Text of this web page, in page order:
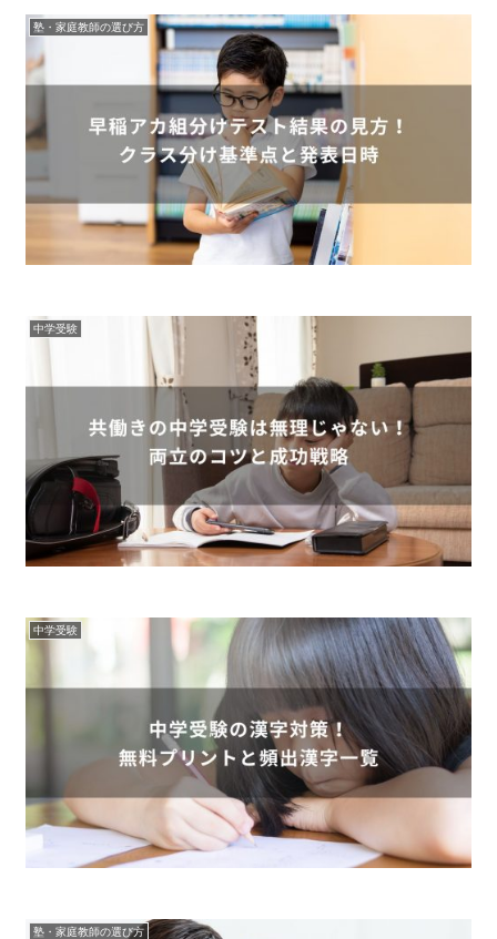
塾・家庭教師の選び方
中学受験
中学受験
塾・家庭教師の選び方